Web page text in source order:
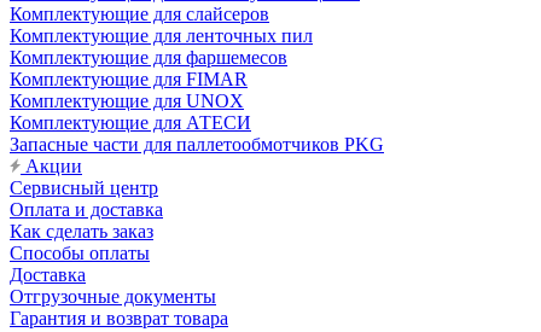
Комплектующие для слайсеров
Комплектующие для ленточных пил
Комплектующие для фаршемесов
Комплектующие для FIMAR
Комплектующие для UNOX
Комплектующие для АТЕСИ
Запасные части для паллетообмотчиков PKG
Акции
Сервисный центр
Оплата и доставка
Как сделать заказ
Способы оплаты
Доставка
Отгрузочные документы
Гарантия и возврат товара